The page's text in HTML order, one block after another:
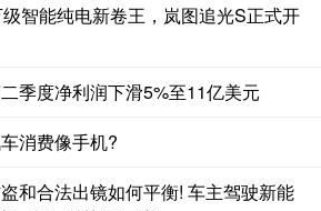
智能纯电新卷王，岚图追光S正式开
季度净利润下滑5%至11亿美元
消费像手机?
和合法出镜如何平衡! 车主驾驶新能